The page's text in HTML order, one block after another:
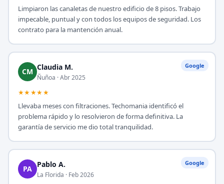
Limpiaron las canaletas de nuestro edificio de 8 pisos. Trabajo
impecable, puntual y con todos los equipos de seguridad. Los
contrato para la mantención anual.
Google
CM Claudia M.
Ñuñoa · Abr 2025
★★★★★
Llevaba meses con filtraciones. Techomania identificó el
problema rápido y lo resolvieron de forma definitiva. La
garantía de servicio me dio total tranquilidad.
Google
PA Pablo A.
La Florida · Feb 2026